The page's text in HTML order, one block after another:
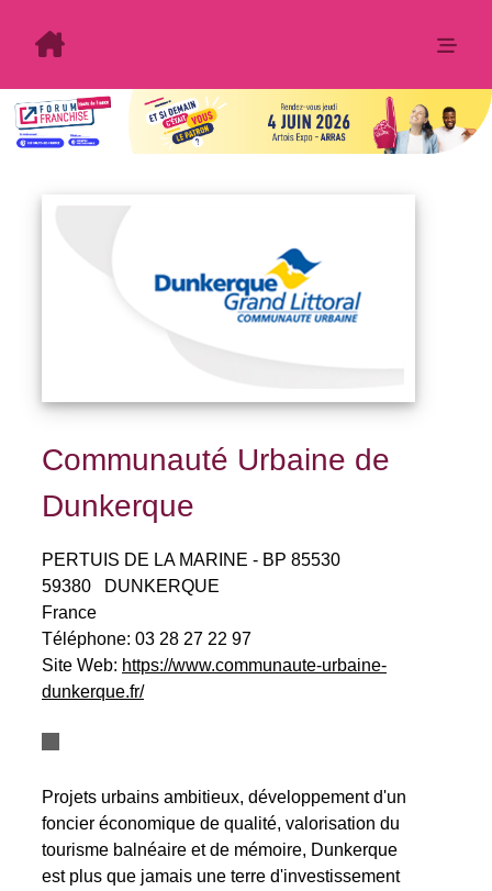
Communauté Urbaine de
Dunkerque
PERTUIS DE LA MARINE - BP 85530
59380
DUNKERQUE
France
Téléphone: 03 28 27 22 97
Site Web: https://www.communaute-urbaine-
dunkerque.fr/
Projets urbains ambitieux, développement d'un
foncier économique de qualité, valorisation du
tourisme balnéaire et de mémoire, Dunkerque
est plus que jamais une terre d'investissement